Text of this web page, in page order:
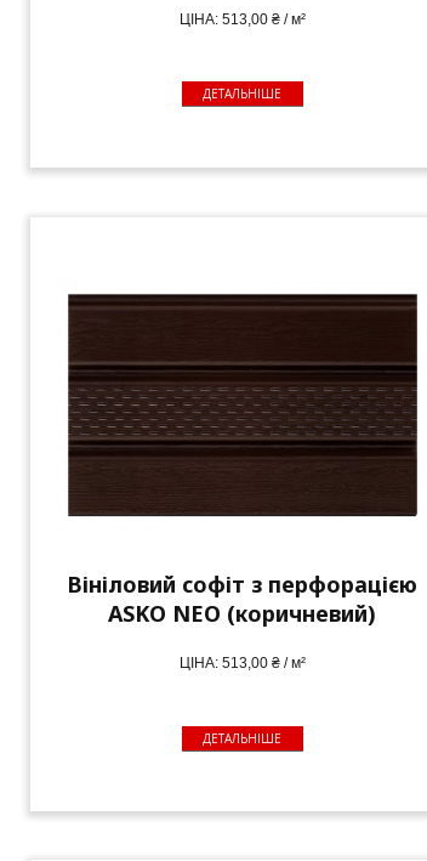
ЦІНА: 513,00 ₴ / м²
ДЕТАЛЬНІШЕ
Вініловий софіт з перфорацією
ASKO NEO (коричневий)
ЦІНА: 513,00 ₴ / м²
ДЕТАЛЬНІШЕ